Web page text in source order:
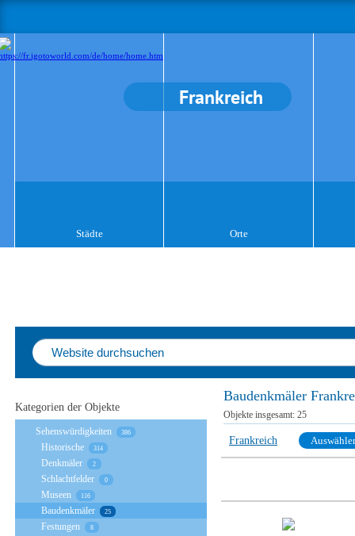
Frankreich
Städte Orte
Baudenkmäler
Objekte insgesamt: 25
Frankreich
Kategorien der Objekte
Sehenswürdigkeiten 386
Historische 314
Denkmäler 2
Schlachtfelder 0
Museen 116
Baudenkmäler 25
Festungen 8